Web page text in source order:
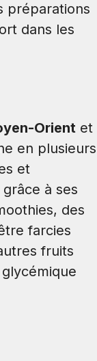
préparations
dans les
Orient et
en plusieurs
et
à ses
des
farcies
fruits